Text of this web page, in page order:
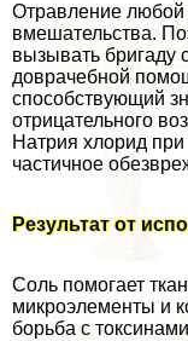
Отравление любой
вмешательства.
вызывать бригаду
доврачебной
способствующий
отрицательного
Натрия хлорид
частичное
Результат от
Соль помогает
микроэлементы и
борьба с